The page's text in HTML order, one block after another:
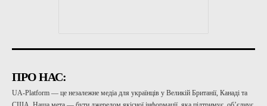
ПРО НАС:
UA-Platform — це незалежне медіа для українців у Великій Британії, Канаді та